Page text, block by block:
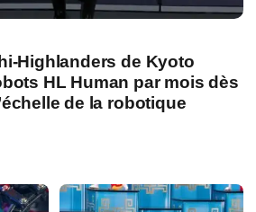
Highlanders de Kyoto
HL Human par mois dès
de la robotique